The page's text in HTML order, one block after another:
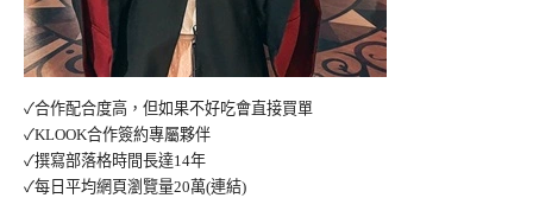
✓合作配合度高，但如果不好吃會直接買單
✓KLOOK合作簽約專屬夥伴
✓撰寫部落格時間長達14年
✓每日平均網頁瀏覽量20萬(連結)